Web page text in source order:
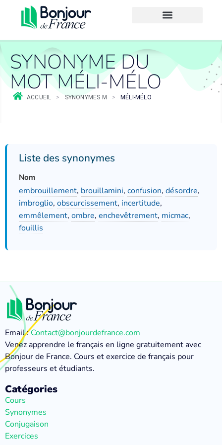
SYNONYME DU
MOT MÉLI-MÉLO
ACCUEIL > SYNONYMES M > MÉLI-MÉLO
Liste des synonymes
Nom
embrouillement, brouillamini, confusion, désordre,
imbroglio, obscurcissement, incertitude,
emmêlement, ombre, enchevêtrement, micmac,
fouillis
Email :Contact@bonjourdefrance.com
Venez apprendre le français en ligne gratuitement avec
Bonjour de France. Cours et exercice de français pour
professeurs et étudiants.
Catégories
Cours
Synonymes
Conjugaison
Exercices